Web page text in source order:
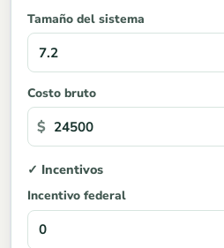
Tamaño del sistema
Costo bruto
$
✓ Incentivos
Incentivo federal